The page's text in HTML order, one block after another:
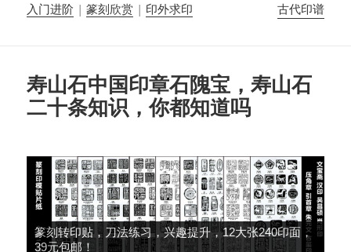
入门进阶 |篆刻欣赏 | 印外求印 古代印谱
寿山石中国印章石隗宝，寿山石
二十条知识，你都知道吗
篆刻转印贴，刀法练习，兴趣提升，12大张240印面，
39元包邮！